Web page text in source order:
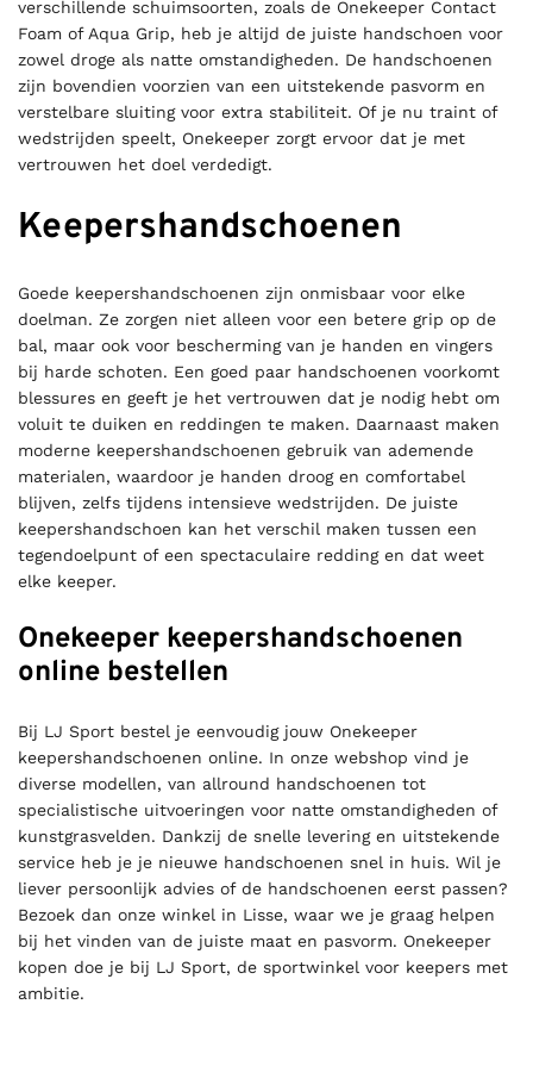
verschillende schuimsoorten, zoals de Onekeeper Contact
Foam of Aqua Grip, heb je altijd de juiste handschoen voor
zowel droge als natte omstandigheden. De handschoenen
zijn bovendien voorzien van een uitstekende pasvorm en
verstelbare sluiting voor extra stabiliteit. Of je nu traint of
wedstrijden speelt, Onekeeper zorgt ervoor dat je met
vertrouwen het doel verdedigt.
Keepershandschoenen
Goede keepershandschoenen zijn onmisbaar voor elke
doelman. Ze zorgen niet alleen voor een betere grip op de
bal, maar ook voor bescherming van je handen en vingers
bij harde schoten. Een goed paar handschoenen voorkomt
blessures en geeft je het vertrouwen dat je nodig hebt om
voluit te duiken en reddingen te maken. Daarnaast maken
moderne keepershandschoenen gebruik van ademende
materialen, waardoor je handen droog en comfortabel
blijven, zelfs tijdens intensieve wedstrijden. De juiste
keepershandschoen kan het verschil maken tussen een
tegendoelpunt of een spectaculaire redding en dat weet
elke keeper.
Onekeeper keepershandschoenen
online bestellen
Bij LJ Sport bestel je eenvoudig jouw Onekeeper
keepershandschoenen online. In onze webshop vind je
diverse modellen, van allround handschoenen tot
specialistische uitvoeringen voor natte omstandigheden of
kunstgrasvelden. Dankzij de snelle levering en uitstekende
service heb je je nieuwe handschoenen snel in huis. Wil je
liever persoonlijk advies of de handschoenen eerst passen?
Bezoek dan onze winkel in Lisse, waar we je graag helpen
bij het vinden van de juiste maat en pasvorm. Onekeeper
kopen doe je bij LJ Sport, de sportwinkel voor keepers met
ambitie.